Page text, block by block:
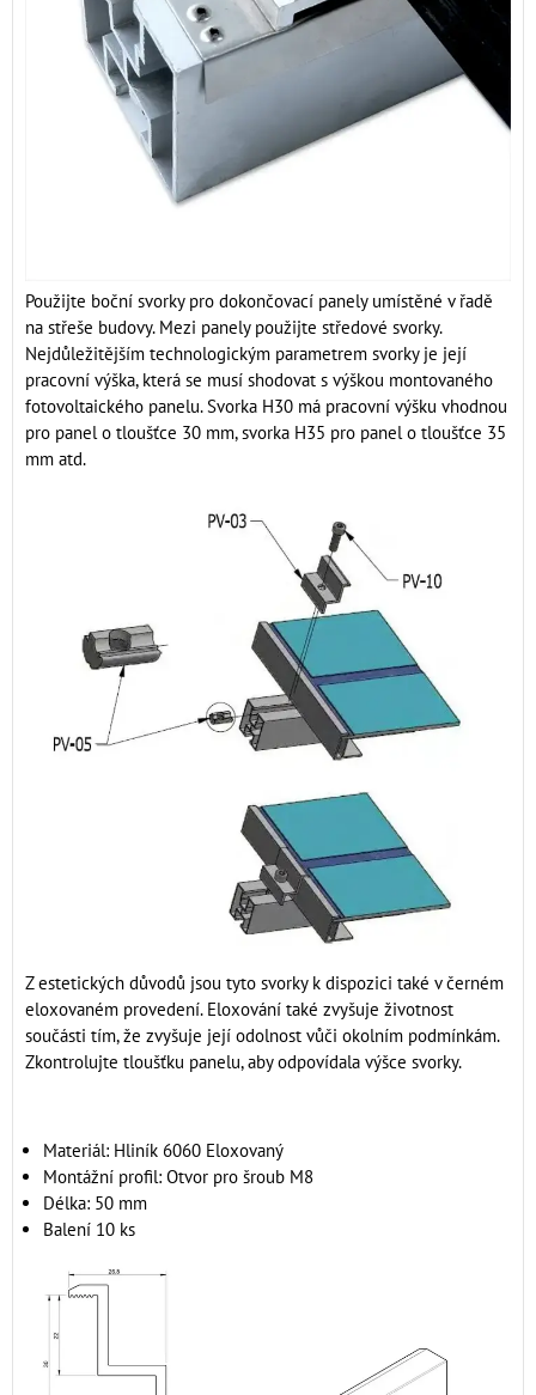
Použijte boční svorky pro dokončovací panely umístěné v řadě
na střeše budovy. Mezi panely použijte středové svorky.
Nejdůležitějším technologickým parametrem svorky je její
pracovní výška, která se musí shodovat s výškou montovaného
fotovoltaického panelu. Svorka H30 má pracovní výšku vhodnou
pro panel o tloušťce 30 mm, svorka H35 pro panel o tloušťce 35
mm atd.
Z estetických důvodů jsou tyto svorky k dispozici také v černém
eloxovaném provedení. Eloxování také zvyšuje životnost
součásti tím, že zvyšuje její odolnost vůči okolním podmínkám.
Zkontrolujte tloušťku panelu, aby odpovídala výšce svorky.
Materiál: Hliník 6060 Eloxovaný
Montážní profil: Otvor pro šroub M8
Délka: 50 mm
Balení 10 ks